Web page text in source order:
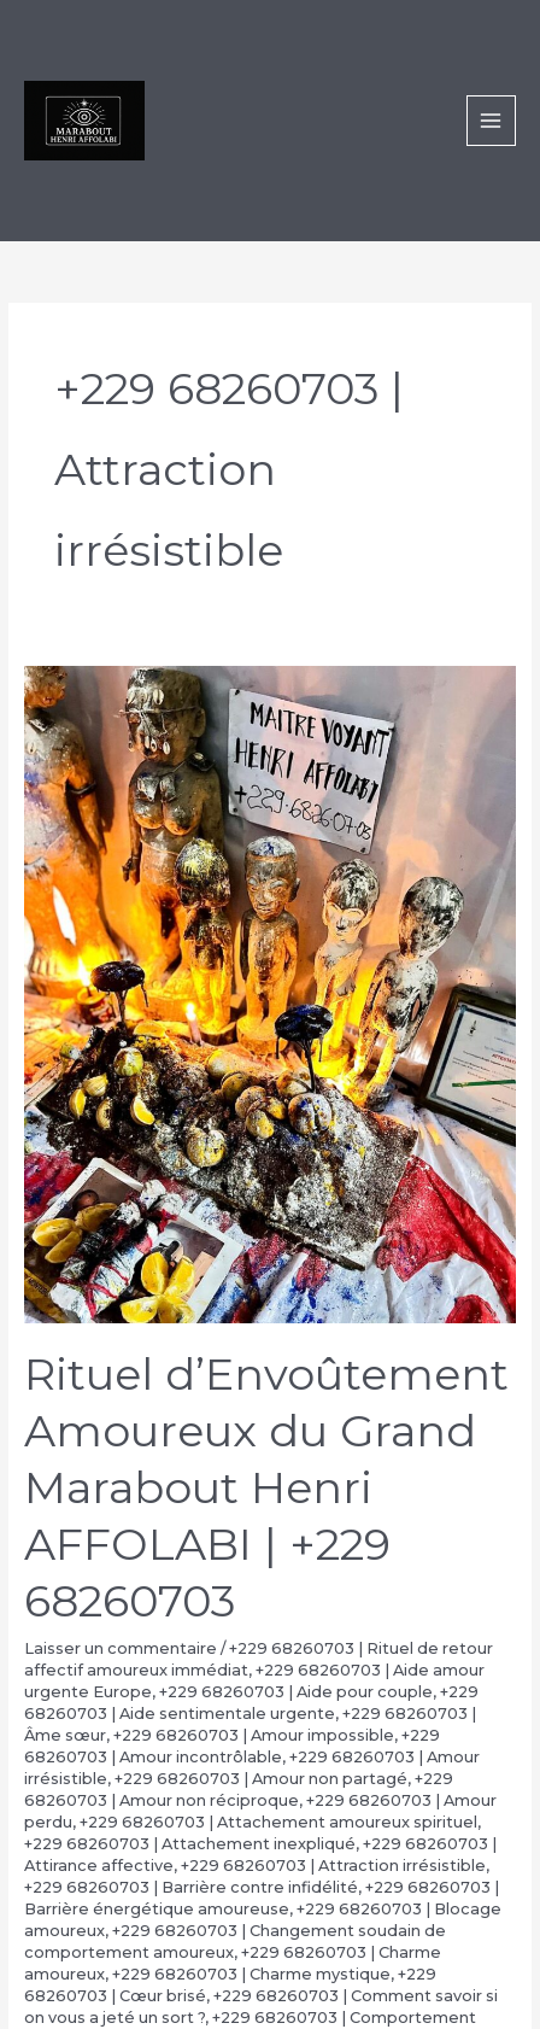
+229 68260703 |
Attraction
irrésistible
Rituel d’Envoûtement
Amoureux du Grand
Marabout Henri
AFFOLABI | +229
68260703
Laisser un commentaire /+229 68260703 | Rituel de retour
affectif amoureux immédiat, +229 68260703 | Aide amour
urgente Europe, +229 68260703 | Aide pour couple, +229
68260703 | Aide sentimentale urgente, +229 68260703 |
Âme sœur, +229 68260703 | Amour impossible, +229
68260703 | Amour incontrôlable, +229 68260703 | Amour
irrésistible, +229 68260703 | Amour non partagé, +229
68260703 | Amour non réciproque, +229 68260703 | Amour
perdu, +229 68260703 | Attachement amoureux spirituel ,
+229 68260703 | Attachement inexpliqué, +229 68260703 |
Attirance affective, +229 68260703 | Attraction irrésistible,
+229 68260703 | Barrière contre infidélité, +229 68260703 |
Barrière énergétique amoureuse, +229 68260703 | Blocage
amoureux, +229 68260703 | Changement soudain de
comportement amoureux, +229 68260703 | Charme
amoureux, +229 68260703 | Charme mystique, +229
68260703 | Cœur brisé, +229 68260703 | Comment savoir si
on vous a jeté un sort ?, +229 68260703 | Comportement